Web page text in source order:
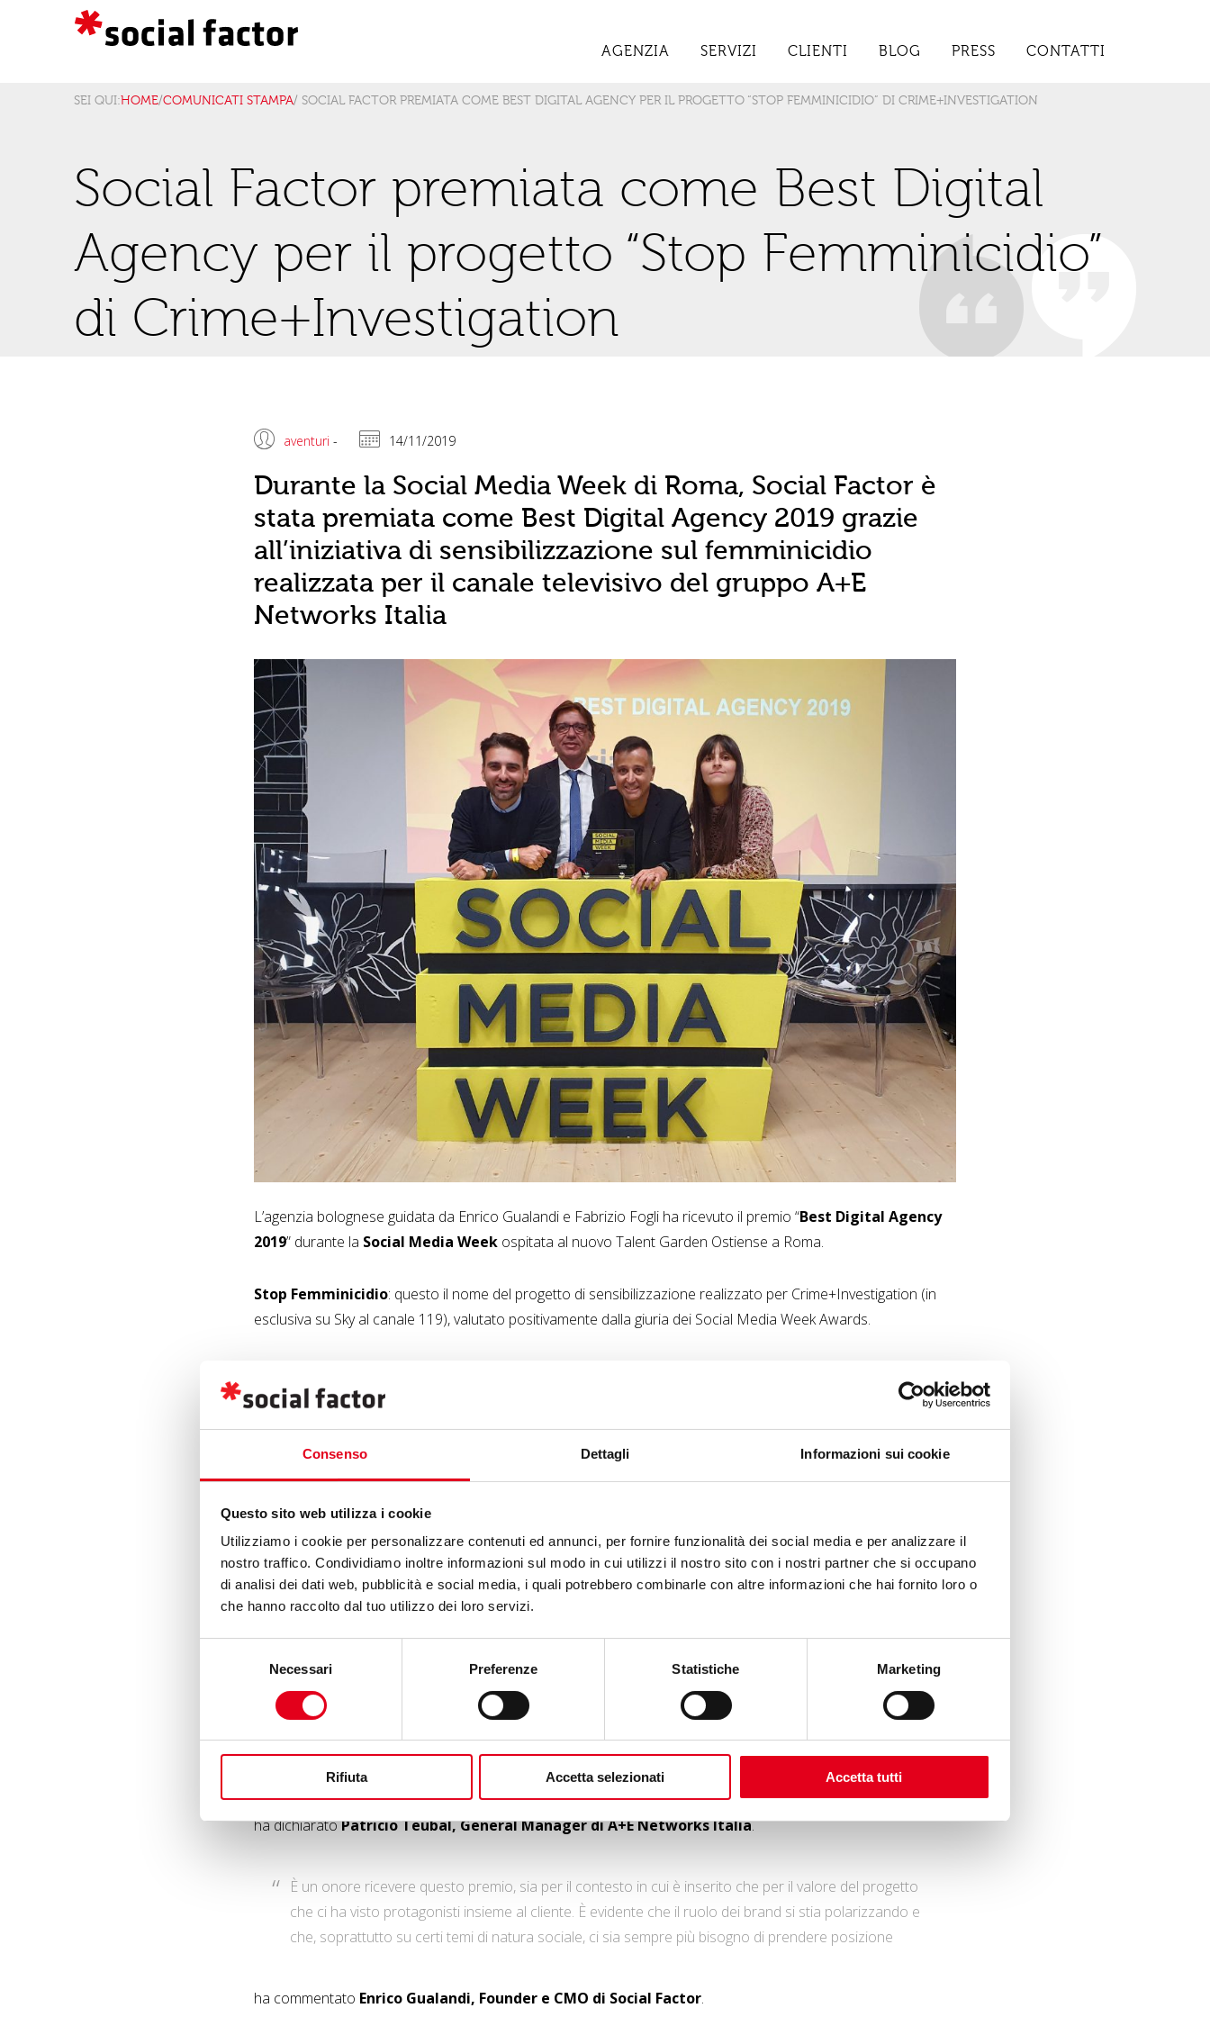
Consenso Dettagli Informazioni sui cookie
Questo sito web utilizza i cookie
Utilizziamo i cookie per personalizzare contenuti ed annunci, per fornire funzionalità dei social media e per analizzare il
nostro traffico. Condividiamo inoltre informazioni sul modo in cui utilizzi il nostro sito con i nostri partner che si occupano
di analisi dei dati web, pubblicità e social media, i quali potrebbero combinarle con altre informazioni che hai fornito loro o
che hanno raccolto dal tuo utilizzo dei loro servizi.
Necessari Preferenze Statistiche Marketing
Rifiuta Accetta selezionati Accetta tutti
AGENZIA SERVIZI CLIENTI BLOG PRESS CONTATTI
SEI QUI:HOME/COMUNICATI STAMPA/ SOCIAL FACTOR PREMIATA COME BEST DIGITAL AGENCY PER IL PROGETTO “STOP FEMMINICIDIO” DI CRIME+INVESTIGATION
Social Factor premiata come Best Digital
Agency per il progetto “Stop Femminicidio”
di Crime+Investigation
aventuri - 14/11/2019
Durante la Social Media Week di Roma, Social Factor è
stata premiata come Best Digital Agency 2019 grazie
all’iniziativa di sensibilizzazione sul femminicidio
realizzata per il canale televisivo del gruppo A+E
Networks Italia
L’agenzia bolognese guidata da Enrico Gualandi e Fabrizio Fogli ha ricevuto il premio “Best Digital Agency
2019” durante la Social Media Week ospitata al nuovo Talent Garden Ostiense a Roma.
Stop Femminicidio: questo il nome del progetto di sensibilizzazione realizzato per Crime+Investigation (in
esclusiva su Sky al canale 119), valutato positivamente dalla giuria dei Social Media Week Awards.
donne, Crime+Investigation ha preso posizione attivamente con una serie di iniziative e contenuti.
Iniziata a giugno 2019 e ancora in corso , l’iniziativa editoriale Stop Femminicidiosi inserisce all’interno di
una serie di attività che hanno permesso al canale Crime+Investigation di ricevere anche uno speciale
assegnato dalla Onlus Differenza Donna.
A fine novembre, in occasione della Giornata internazionale contro la violenza sulle donne, il canale 119 di Sky
darà poi vita alla campagna “ Basta abusi contro le donne
Questo premio è un’ulteriore conferma del nostro impegno volto a svolgere campagne che
informino il pubblico sul doloroso fenomeno della violenza contro le donne, vera e propria piaga
sociale e criminale in Italia e nel mondo
ha dichiaratoPatricio Teubal, General Manager di A+E Networks Italia.
È un onore ricevere questo premio, sia per il contesto in cui è inserito che per il valore del progetto
che ci ha visto protagonisti insieme al cliente. È evidente che il ruolo dei brand si stia polarizzando e
che, soprattutto su certi temi di natura sociale, ci sia sempre più bisogno di prendere posizione
ha commentato Enrico Gualandi, Founder e CMO di Social Factor.